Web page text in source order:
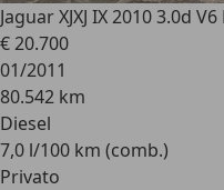
Jaguar XJXJ IX 2010 3.0d
€ 20.700
01/2011
80.542 km
Diesel
7,0 l/100 km (comb.)
Privato